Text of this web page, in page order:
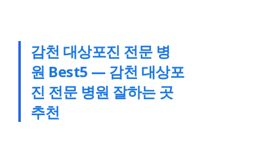
감천 대상포진 전문 병
원 Best5 — 감천 대상포
진 전문 병원 잘하는 곳
추천